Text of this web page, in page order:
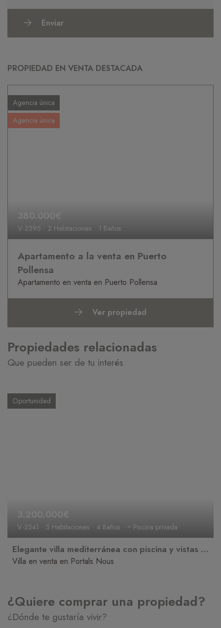
Enviar
PROPIEDAD EN VENTA DESTACADA
Agencia única
Agencia única
380.000€
V-2595 2 Habitaciones 1 Baños
Apartamento a la venta en Puerto
Pollensa
Apartamento en venta en Puerto Pollensa
Ver propiedad
Propiedades relacionadas
Que pueden ser de tu interés
Oportunidad
3.200.000€
V-2541 5 Habitaciones 4 Baños ≈ Piscina privada
Elegante villa mediterránea con piscina y vistas al mar
Villa en venta en Portals Nous
¿Quiere comprar una propiedad?
¿Dónde te gustaría vivir?